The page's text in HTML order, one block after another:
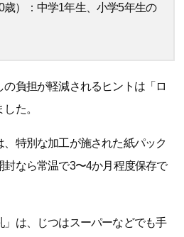
歳）：中学1年生、小学5年生の
負担が軽減されるヒントは「ロ
た。
、特別な加工が施された紙パック
なら常温で3〜4か月程度保存で
」は、じつはスーパーなどでも手